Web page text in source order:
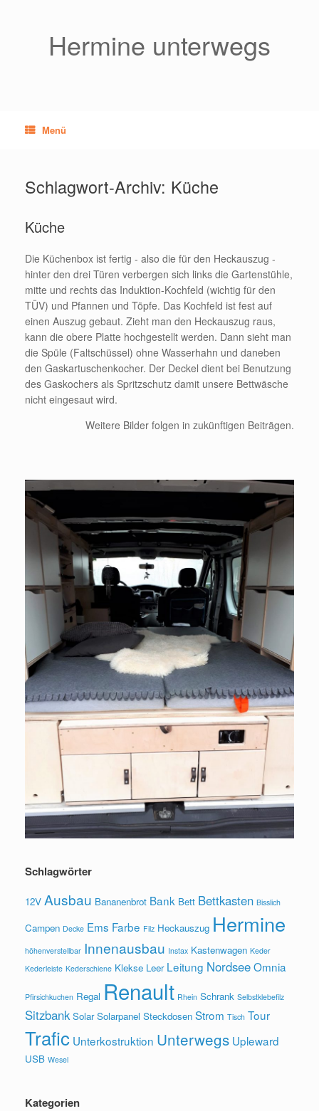
Hermine unterwegs
Menü
Schlagwort-Archiv: Küche
Küche
Die Küchenbox ist fertig - also die für den Heckauszug -
hinter den drei Türen verbergen sich links die Gartenstühle,
mitte und rechts das Induktion-Kochfeld (wichtig für den
TÜV) und Pfannen und Töpfe. Das Kochfeld ist fest auf
einen Auszug gebaut. Zieht man den Heckauszug raus,
kann die obere Platte hochgestellt werden. Dann sieht man
die Spüle (Faltschüssel) ohne Wasserhahn und daneben
den Gaskartuschenkocher. Der Deckel dient bei Benutzung
des Gaskochers als Spritzschutz damit unsere Bettwäsche
nicht eingesaut wird.
Weitere Bilder folgen in zukünftigen Beiträgen.
Schlagwörter
12V Ausbau Bananenbrot Bank Bett Bettkasten Bisslich
Campen Decke Ems Farbe Filz Heckauszug Hermine
höhenverstellbar Innenausbau Instax Kastenwagen Keder
Kederleiste Kederschiene Klekse Leer Leitung NordseeOmnia
Pfirsichkuchen Regal Renault Rhein Schrank Selbstklebefilz
Sitzbank Solar Solarpanel Steckdosen Strom Tisch Tour
Trafic Unterkostruktion Unterwegs Upleward
USB Wesel
Kategorien